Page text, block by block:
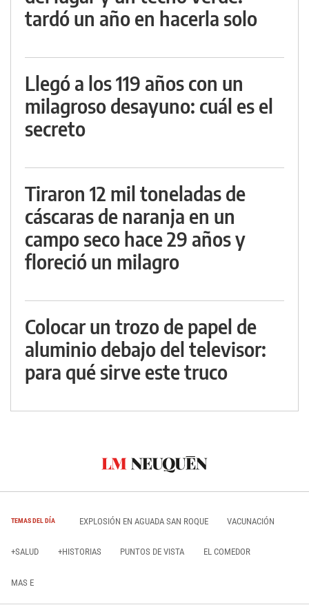
tardó un año en hacerla solo
Llegó a los 119 años con un
milagroso desayuno: cuál es el
secreto
Tiraron 12 mil toneladas de
cáscaras de naranja en un
campo seco hace 29 años y
floreció un milagro
Colocar un trozo de papel de
aluminio debajo del televisor:
para qué sirve este truco
TEMAS DEL DÍA EXPLOSIÓN EN AGUADA SAN ROQUE VACUNACIÓN
+SALUD +HISTORIAS PUNTOS DE VISTA EL COMEDOR
MAS E